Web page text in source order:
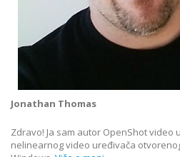
Jonathan Thomas
Zdravo! Ja sam autor OpenShot video
nelinearnog video uređivača